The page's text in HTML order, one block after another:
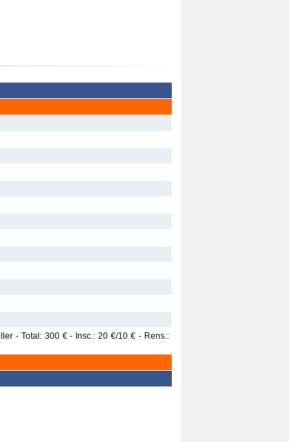
- Total: 300 € - Insc.: 20 €/10 € - Rens.: